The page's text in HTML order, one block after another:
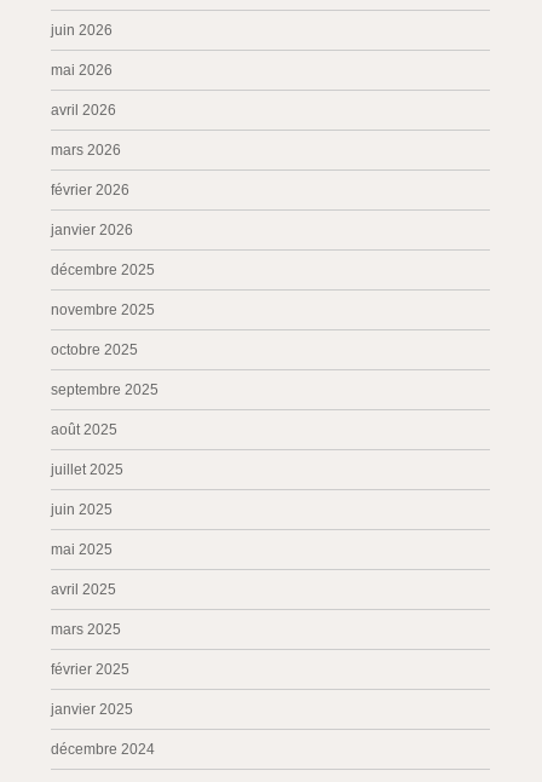
juin 2026
mai 2026
avril 2026
mars 2026
février 2026
janvier 2026
décembre 2025
novembre 2025
octobre 2025
septembre 2025
août 2025
juillet 2025
juin 2025
mai 2025
avril 2025
mars 2025
février 2025
janvier 2025
décembre 2024